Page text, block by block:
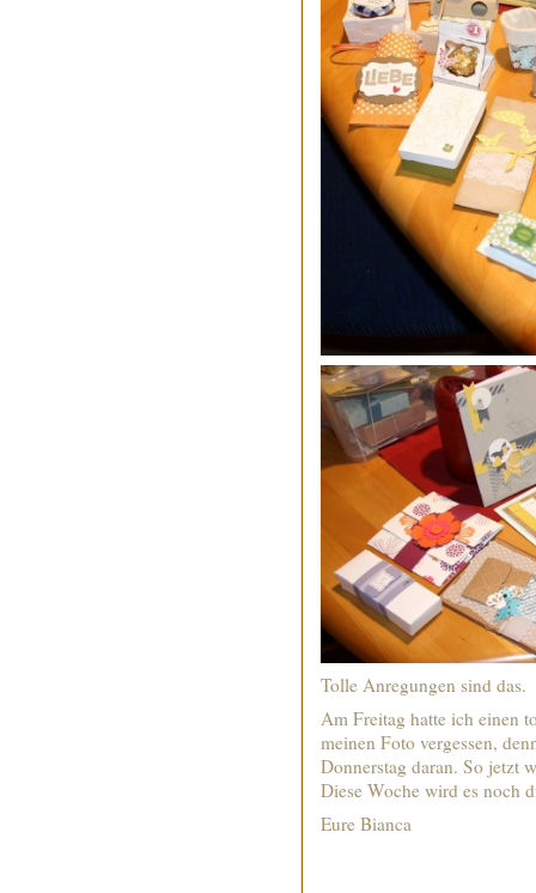
Tolle Anregungen sind das.
Am Freitag hatte ich einen
meinen Foto vergessen,
Donnerstag daran. So jetzt
Diese Woche wird es noch
Eure Bianca